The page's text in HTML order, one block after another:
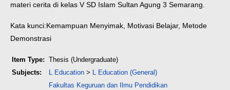
materi cerita di kelas V SD Islam Sultan Agung 3 Semarang.
Kata kunci:Kemampuan Menyimak, Motivasi Belajar, Metode
Demonstrasi
Item Type: Thesis (Undergraduate)
Subjects:
L Education > L Education (General)
Fakultas Keguruan dan Ilmu Pendidikan